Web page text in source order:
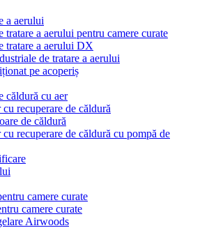
a aerului
tratare a aerului pentru camere curate
tratare a aerului DX
de tratare a aerului
pe acoperiș
căldură cu aer
recuperare de căldură
de căldură
recuperare de căldură cu pompă de
camere curate
camere curate
Airwoods